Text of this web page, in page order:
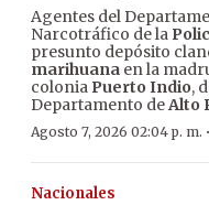
Agentes del
Narcotráfico de la
presunto depósito
marihuana en la
colonia Puerto Indio,
Departamento deAlto
Agosto 7, 2026 02:04 p. m. ·
Nacionales